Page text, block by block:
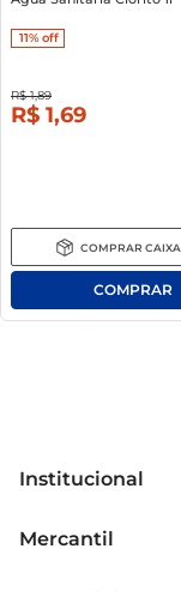
11%off
R$ 1,89
R$ 1,69
COMPRAR CAIXA
Institucional
Mercantil